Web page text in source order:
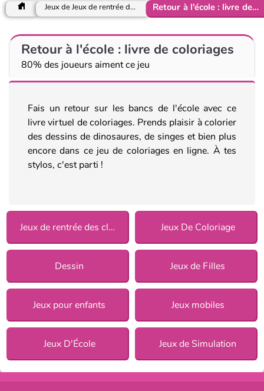
Jeux de Jeux de rentrée des classes Retour à l'école : livre de coloriages
Retour à l'école : livre de coloriages
80% des joueurs aiment ce jeu
Fais un retour sur les bancs de l'école avec ce
livre virtuel de coloriages. Prends plaisir à colorier
des dessins de dinosaures, de singes et bien plus
encore dans ce jeu de coloriages en ligne. À tes
stylos, c'est parti !
Jeux de rentrée des classes Jeux De Coloriage
Dessin Jeux de Filles
Jeux pour enfants Jeux mobiles
Jeux D'École Jeux de Simulation